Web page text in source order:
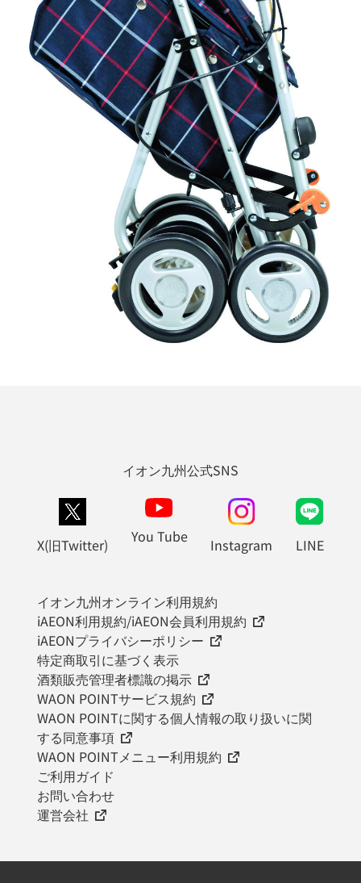
イオン九州公式SNS
X(旧Twitter) You Tube Instagram LINE
イオン九州オンライン利用規約
iAEON利用規約/iAEON会員利用規約
iAEONプライバシーポリシー
特定商取引に基づく表示
酒類販売管理者標識の掲示
WAON POINTサービス規約
WAON POINTに関する個人情報の取り扱いに関
する同意事項
WAON POINTメニュー利用規約
ご利用ガイド
お問い合わせ
運営会社